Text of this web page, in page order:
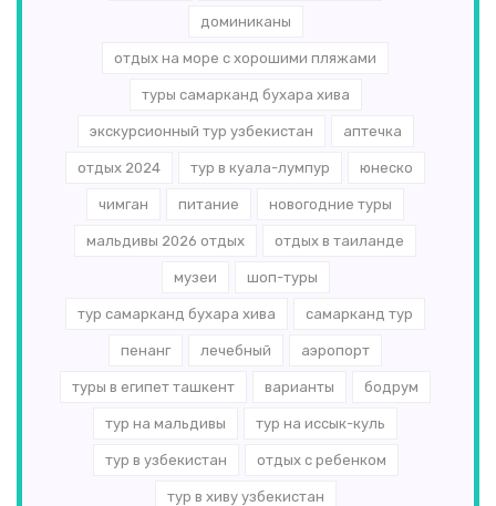
доминиканы
отдых на море с хорошими пляжами
туры самарканд бухара хива
экскурсионный тур узбекистан аптечка
отдых 2024 тур в куала-лумпур юнеско
чимган питание новогодние туры
мальдивы 2026 отдых отдых в таиланде
музеи шоп-туры
тур самарканд бухара хива самарканд тур
пенанг лечебный аэропорт
туры в египет ташкент варианты бодрум
тур на мальдивы тур на иссык-куль
тур в узбекистан отдых с ребенком
тур в хиву узбекистан